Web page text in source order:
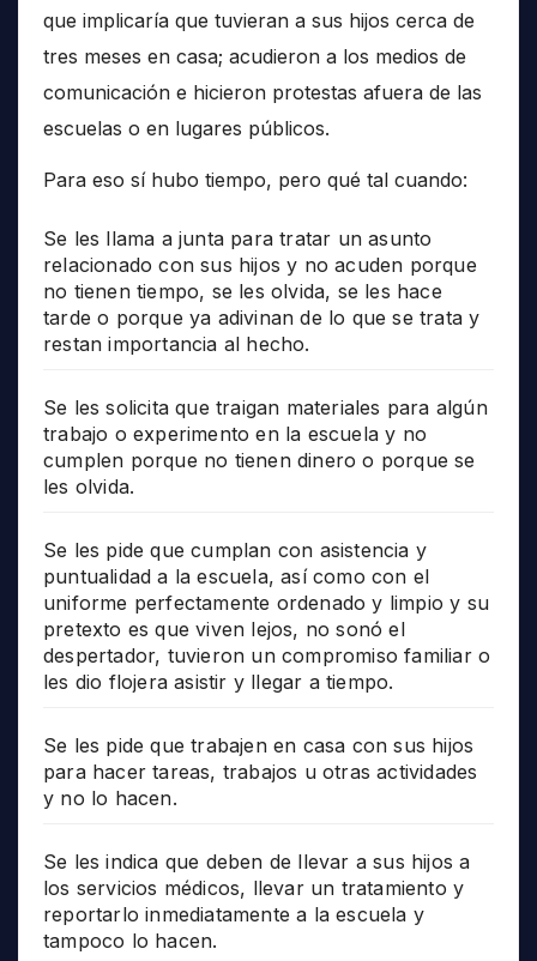
que implicaría que tuvieran a sus hijos cerca de
tres meses en casa; acudieron a los medios de
comunicación e hicieron protestas afuera de las
escuelas o en lugares públicos.
Para eso sí hubo tiempo, pero qué tal cuando:
Se les llama a junta para tratar un asunto
relacionado con sus hijos y no acuden porque
no tienen tiempo, se les olvida, se les hace
tarde o porque ya adivinan de lo que se trata y
restan importancia al hecho.
Se les solicita que traigan materiales para algún
trabajo o experimento en la escuela y no
cumplen porque no tienen dinero o porque se
les olvida.
Se les pide que cumplan con asistencia y
puntualidad a la escuela, así como con el
uniforme perfectamente ordenado y limpio y su
pretexto es que viven lejos, no sonó el
despertador, tuvieron un compromiso familiar o
les dio flojera asistir y llegar a tiempo.
Se les pide que trabajen en casa con sus hijos
para hacer tareas, trabajos u otras actividades
y no lo hacen.
Se les indica que deben de llevar a sus hijos a
los servicios médicos, llevar un tratamiento y
reportarlo inmediatamente a la escuela y
tampoco lo hacen.